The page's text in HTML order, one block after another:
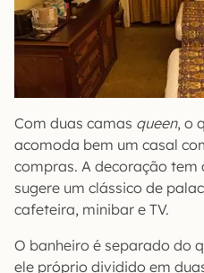
Com duas camas queen, o
acomoda bem um casal
compras. A decoração
sugere um clássico de
cafeteira, minibar e TV.
O banheiro é separado do
ele próprio dividido em